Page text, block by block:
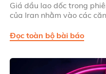
Giá dầu lao dốc trong
của Iran nhằm vào các
Đọc toàn bộ bài báo